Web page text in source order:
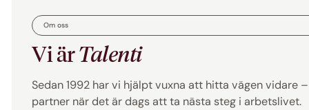
Om oss
Vi ärTalenti
Sedan 1992 har vi hjälpt vuxna att hitta vägen vidare
partner när det är dags att ta nästa steg i arbetslivet.